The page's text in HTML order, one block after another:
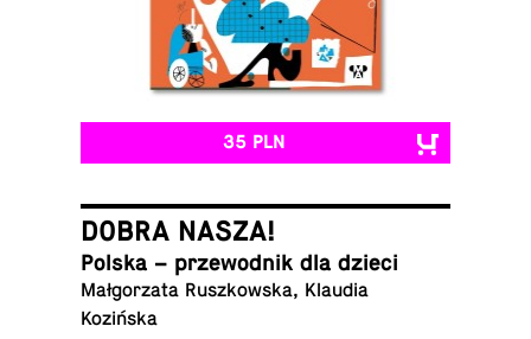
35 PLN
DOBRA NASZA!
Polska – prze­wod­nik dla dzieci
Małgorzata Ruszkowska, Klaudia
Kozińska